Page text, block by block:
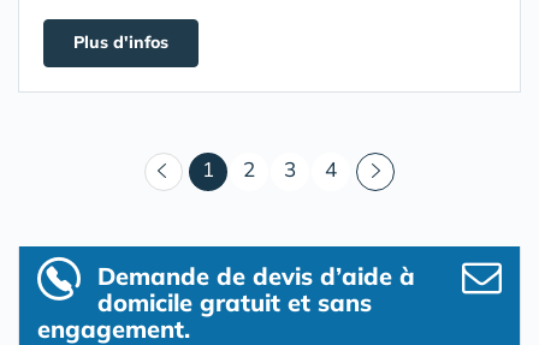
Plus d'infos
1 (courant)
2 3 4
Demande de devis d’aide à
domicile gratuit et sans
engagement.